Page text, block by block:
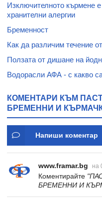
Изключителното кърмене
хранителни алергии
Бременност
Как да различим течение
Ползата от дишане на
Водорасли АФА - с какво
КОМЕНТАРИ КЪМ
БРЕМЕННИ И
Напиши коментар
www.framar.bg на
Коментирайте
БРЕМЕННИ И